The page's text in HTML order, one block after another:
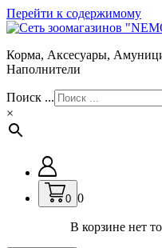
Перейти к содержимому
Корма, Аксесуары,
Наполнители
Поиск ...
×
0 0
В корзине нет